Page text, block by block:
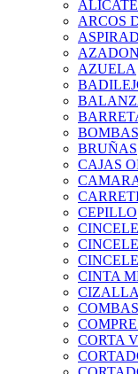
ARCOS
AZADON
AZUELA
BRUÑAS
CAJAS
CEPILLO
CINTA
CIZALLA
COMBAS
CORTA